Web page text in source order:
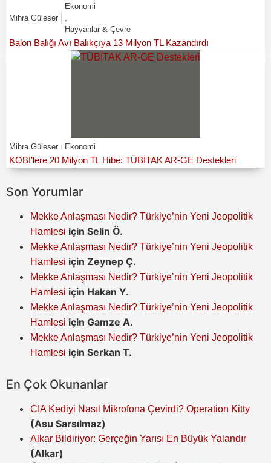
Mihra Güleser
Ekonomi
Hayvanlar & Çevre
Balon Balığı Avı Balıkçıya 13 Milyon TL Kazandırdı
Mihra Güleser Ekonomi
KOBİ’lere 20 Milyon TL Hibe: TÜBİTAK AR-GE Destekleri
Son Yorumlar
Mekke Anlaşması Nedir? Türkiye’nin Yeni Jeopolitik
Hamlesi için Selin Ö.
Mekke Anlaşması Nedir? Türkiye’nin Yeni Jeopolitik
Hamlesi için Zeynep Ç.
Mekke Anlaşması Nedir? Türkiye’nin Yeni Jeopolitik
Hamlesi için Hakan Y.
Mekke Anlaşması Nedir? Türkiye’nin Yeni Jeopolitik
Hamlesi için Gamze A.
Mekke Anlaşması Nedir? Türkiye’nin Yeni Jeopolitik
Hamlesi için Serkan T.
En Çok Okunanlar
CIA Kediyi Nasıl Mikrofona Çevirdi? Operation Kitty
(Asu Sarsılmaz)
Alkar Bildiriyor: Gerçeğin Yarısı En Büyük Yalandır
(Alkar)